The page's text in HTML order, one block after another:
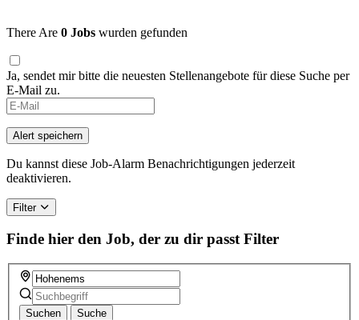
There Are 0 Jobs wurden gefunden
Ja, sendet mir bitte die neuesten Stellenangebote für diese Suche per
E-Mail zu.
Alert speichern
Du kannst diese Job-Alarm Benachrichtigungen jederzeit
deaktivieren.
Filter
Finde hier den Job, der zu dir passt Filter
Suchen Suche